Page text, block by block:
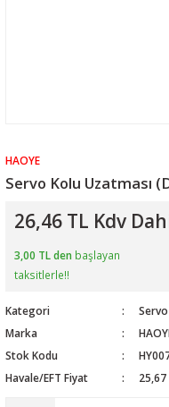
HAOYE
Servo Kolu Uzatması
26,46 TL Kdv
3,00 TL den başlayan
taksitlerle!!
Kategori
Servo
Marka
Stok Kodu
Havale/EFT Fiyat